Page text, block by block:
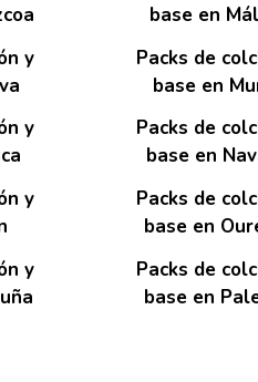
y
y
y
y
base en
Packs de
base en
Packs de
base en
Packs de
base en
Packs de
base en